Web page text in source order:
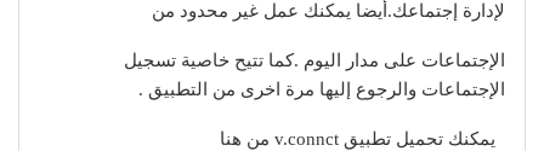
لإدارة إجتماعك.أيضا يمكنك عمل غير محدود من
الإجتماعات على مدار اليوم .كما تتيح خاصية تسجيل
الإجتماعات والرجوع إليها مرة اخرى من التطبيق .
يمكنك تحميل تطبيق v.connct من هنا